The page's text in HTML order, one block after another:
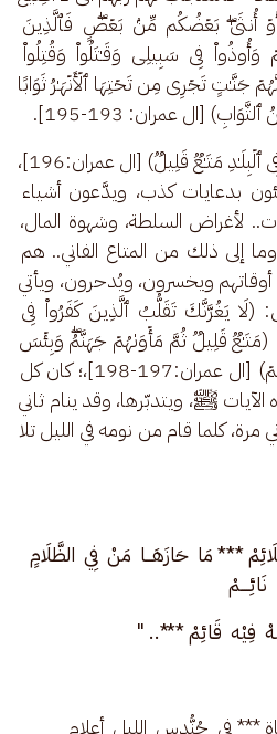
أُنثَىٰۖ بَعۡضُكُم مِّنۢ بَعۡضࣲۖ فَٱلَّذِینَ
فِی سَبِیلِی وَقَـٰتَلُوا۟ وَقُتِلُوا۟
جَنَّـٰتࣲ تَجۡرِی مِن تَحۡتِهَا ٱلۡأَنۡهَـٰرُ ثَوَابࣰا
[ال عمران: 193-195].
(لَا یَغُرَّنَّكَ تَقَلُّبُ ٱلَّذِینَ كَفَرُوا۟ فِی ٱلۡبِلَـٰدِ مَتَـٰعࣱ قَلِیلࣱ) [ال عمران:196]،
بدعايات كذب، ويدَّعون أشياء
لأغراض السلطة، وشهوة المال،
إلى ذلك من المتاع الفاني.. هم
ويخسرون، ويُدحرون، ويأتي
(لَا یَغُرَّنَّكَ تَقَلُّبُ ٱلَّذِینَ كَفَرُوا۟ فِی
(مَتَـٰعࣱ قَلِیلࣱ ثُمَّ مَأۡوَىٰهُمۡ جَهَنَّمُۖ وَبِئۡسَ
ٱلۡمِهَادُ * لَـٰكِنِ ٱلَّذِینَ ٱتَّقَوۡا۟ رَبَّهُمۡ) [ال عمران:197-198]،؛ كان كل
الآيات ﷺ، ويتدبّرها، وقد ينام ثاني
مرة، كلما قام من نومه في الليل تلا
*** مَا  حَازَهَـــا  مَنْ  فِي  الظَّلَامٍ
نَائِــــمْ
فِيْه  قَائِمْ ***.. "
*** في  حُنُّدس  الليل  أعلام